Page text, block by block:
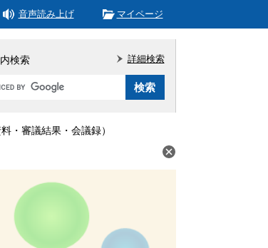
音声読み上げ マイページ
検索 詳細検索
・審議結果・会議録）